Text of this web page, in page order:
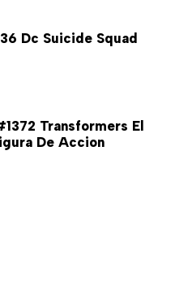
Dc Suicide Squad
Transformers El
De Accion